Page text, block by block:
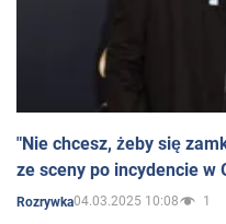
"Nie chcesz, żeby się
ze sceny po incydencie w
Rozrywka04.03.2025 10:08 1